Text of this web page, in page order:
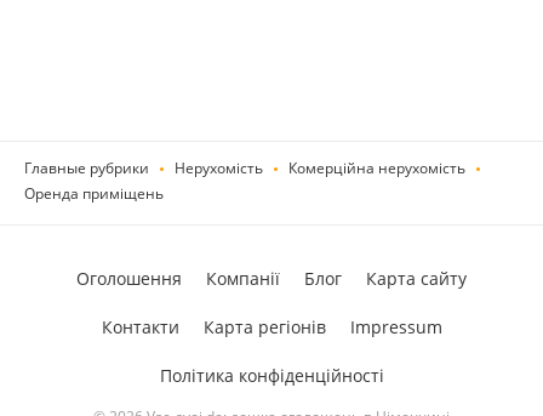
Главные рубрики Нерухомість
Комерційна нерухомість
Оренда приміщень
Оголошення Компанії Блог Карта сайту
Контакти Карта регіонів Impressum
Політика конфіденційності